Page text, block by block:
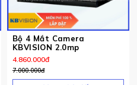
Bộ 4 Mắt Camera
KBVISION 2.0mp
4.860.000đ
7.000.000đ